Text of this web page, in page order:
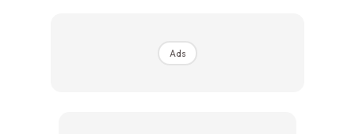
Amin, dia dan isterinya memohon sedikit masa bagi
Ads